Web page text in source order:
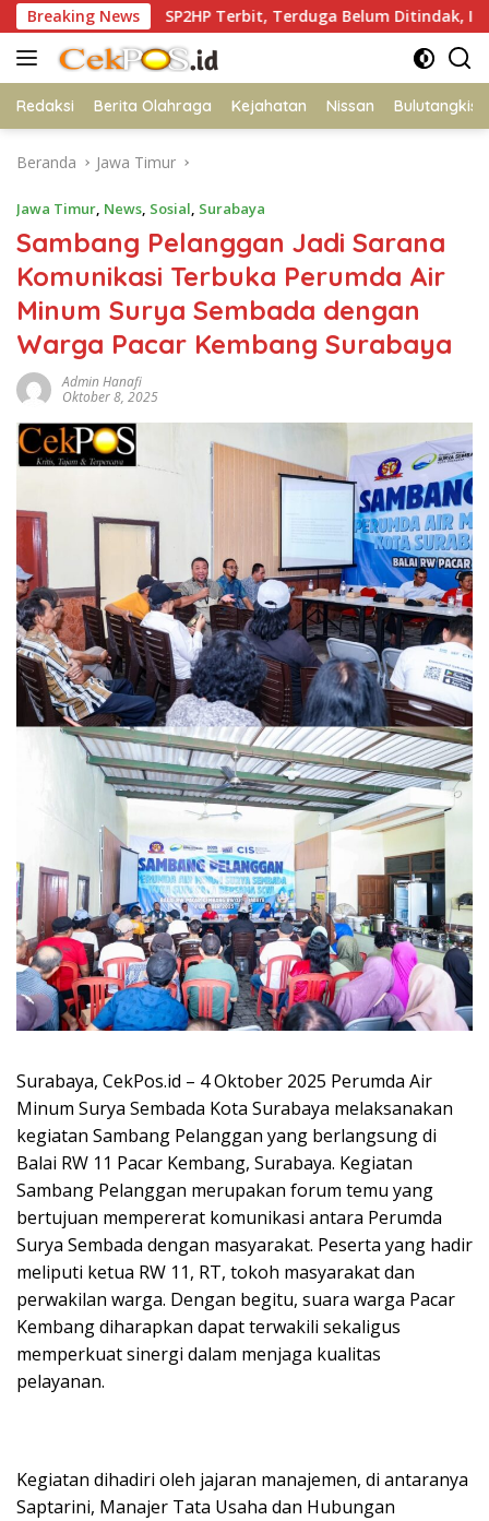
Langsung
ke
konten
Breaking News
SP2HP Terbit, Terduga Belum Ditindak, Ibu Korban
Redaksi Berita Olahraga Kejahatan Nissan Bulutangkis
Beranda Jawa Timur
Jawa Timur, News, Sosial, Surabaya
Sambang Pelanggan Jadi Sarana
Komunikasi Terbuka Perumda Air
Minum Surya Sembada dengan
Warga Pacar Kembang Surabaya
Admin Hanafi
Oktober 8, 2025
Surabaya, CekPos.id – 4 Oktober 2025 Perumda Air
Minum Surya Sembada Kota Surabaya melaksanakan
kegiatan Sambang Pelanggan yang berlangsung di
Balai RW 11 Pacar Kembang, Surabaya. Kegiatan
Sambang Pelanggan merupakan forum temu yang
bertujuan mempererat komunikasi antara Perumda
Surya Sembada dengan masyarakat. Peserta yang hadir
meliputi ketua RW 11, RT, tokoh masyarakat dan
perwakilan warga. Dengan begitu, suara warga Pacar
Kembang diharapkan dapat terwakili sekaligus
memperkuat sinergi dalam menjaga kualitas
pelayanan.
Kegiatan dihadiri oleh jajaran manajemen, di antaranya
Saptarini, Manajer Tata Usaha dan Hubungan